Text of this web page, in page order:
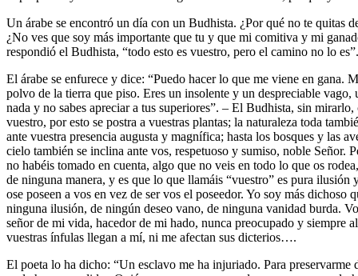
Un árabe se encontró un día con un Budhista. ¿Por qué no te quitas
¿No ves que soy más importante que tu y que mi comitiva y mi
respondió el Budhista, “todo esto es vuestro, pero el camino no lo es”.
El árabe se enfurece y dice: “Puedo hacer lo que me viene en gana.
polvo de la tierra que piso. Eres un insolente y un despreciable vago,
nada y no sabes apreciar a tus superiores”. – El Budhista, sin
vuestro, por esto se postra a vuestras plantas; la naturaleza toda
ante vuestra presencia augusta y magnífica; hasta los bosques y las
cielo también se inclina ante vos, respetuoso y sumiso, noble Señor.
no habéis tomado en cuenta, algo que no veis en todo lo que os
de ninguna manera, y es que lo que llamáis “vuestro” es pura ilusión
ose poseen a vos en vez de ser vos el poseedor. Yo soy más dichoso
ninguna ilusión, de ningún deseo vano, de ninguna vanidad burda.
señor de mi vida, hacedor de mi hado, nunca preocupado y siempre
vuestras ínfulas llegan a mí, ni me afectan sus dicterios….
El poeta lo ha dicho: “Un esclavo me ha injuriado. Para preservarme